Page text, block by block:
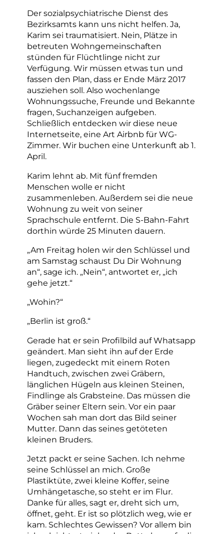
Der sozialpsychiatrische Dienst des
Bezirksamts kann uns nicht helfen. Ja,
Karim sei traumatisiert. Nein, Plätze in
betreuten Wohngemeinschaften
stünden für Flüchtlinge nicht zur
Verfügung. Wir müssen etwas tun und
fassen den Plan, dass er Ende März 2017
ausziehen soll. Also wochenlange
Wohnungssuche, Freunde und Bekannte
fragen, Suchanzeigen aufgeben.
Schließlich entdecken wir diese neue
Internetseite, eine Art Airbnb für WG-
Zimmer. Wir buchen eine Unterkunft ab 1.
April.
Karim lehnt ab. Mit fünf fremden
Menschen wolle er nicht
zusammenleben. Außerdem sei die neue
Wohnung zu weit von seiner
Sprachschule entfernt. Die S-Bahn-Fahrt
dorthin würde 25 Minuten dauern.
„Am Freitag holen wir den Schlüssel und
am Samstag schaust Du Dir Wohnung
an“, sage ich. „Nein“, antwortet er, „ich
gehe jetzt.“
„Wohin?“
„Berlin ist groß.“
Gerade hat er sein Profilbild auf Whatsapp
geändert. Man sieht ihn auf der Erde
liegen, zugedeckt mit einem Roten
Handtuch, zwischen zwei Gräbern,
länglichen Hügeln aus kleinen Steinen,
Findlinge als Grabsteine. Das müssen die
Gräber seiner Eltern sein. Vor ein paar
Wochen sah man dort das Bild seiner
Mutter. Dann das seines getöteten
kleinen Bruders.
Jetzt packt er seine Sachen. Ich nehme
seine Schlüssel an mich. Große
Plastiktüte, zwei kleine Koffer, seine
Umhängetasche, so steht er im Flur.
Danke für alles, sagt er, dreht sich um,
öffnet, geht. Er ist so plötzlich weg, wie er
kam. Schlechtes Gewissen? Vor allem bin